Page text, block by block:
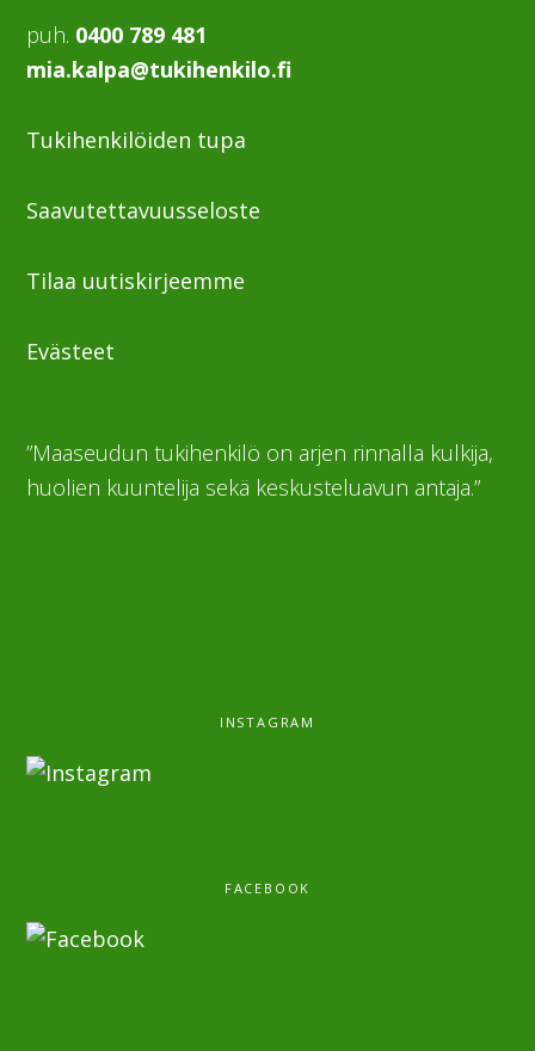
puh. 0400 789 481
mia.kalpa@tukihenkilo.fi
Tukihenkilöiden tupa
Saavutettavuusseloste
Tilaa uutiskirjeemme
Evästeet
”Maaseudun tukihenkilö on arjen rinnalla kulkija,
huolien kuuntelija sekä keskusteluavun antaja.”
INSTAGRAM
FACEBOOK